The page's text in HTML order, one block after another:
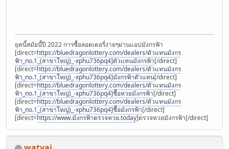
ยุคนี้สมัยนี้ปี 2022 การซื้อลอตเตอรี่ง่ายๆผ่านแอปมังกรฟ้า
[direct=https://bluedragonlottery.com/dealers/ตัวแทนมังกร
ฟ้า_no.1_(สาขาใหญ่)_-xphu736pq4]ตัวแทนมังกรฟ้า[/direct]
[direct=https://bluedragonlottery.com/dealers/ตัวแทนมังกร
ฟ้า_no.1_(สาขาใหญ่)_-xphu736pq4]มังกรฟ้าตัวแทน[/direct]
[direct=https://bluedragonlottery.com/dealers/ตัวแทนมังกร
ฟ้า_no.1_(สาขาใหญ่)_-xphu736pq4]ซื้อหวยมังกรฟ้า[/direct]
[direct=https://bluedragonlottery.com/dealers/ตัวแทนมังกร
ฟ้า_no.1_(สาขาใหญ่)_-xphu736pq4]ซื้อมังกรฟ้า[/direct]
[direct=https://www.มังกรฟ้าตรวจหวย.today]ตรวจหวยมังกรฟ้า[/direct]